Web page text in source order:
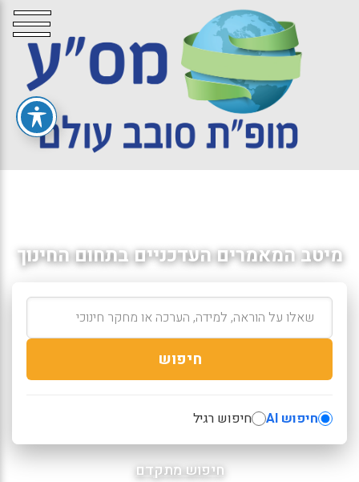
מיטב המאמרים העדכניים בתחום החינוך
חיפוש
חיפוש AI חיפוש רגיל
חיפוש מתקדם